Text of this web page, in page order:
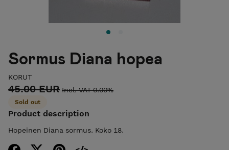
Sormus Diana hopea
KORUT
45.00 EUR Incl. VAT 0.00%
Sold out
Product description
Hopeinen Diana sormus. Koko 18.